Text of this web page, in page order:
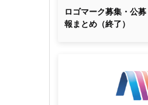
ロゴマーク募集・公
報まとめ（終了）